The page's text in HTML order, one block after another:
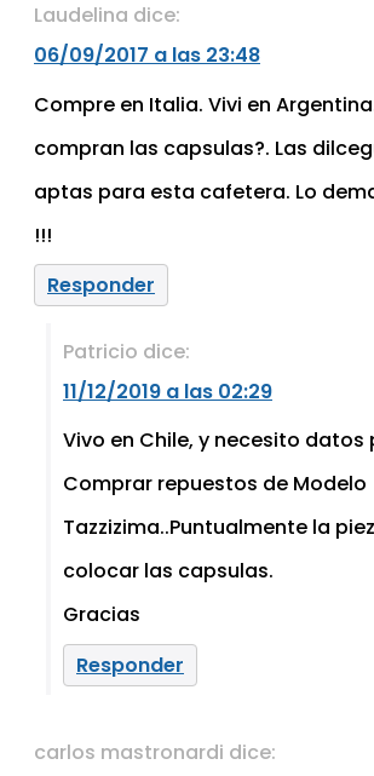
Laudelina dice:
06/09/2017 a las 23:48
Compre en Italia. Vivi en
compran las capsulas?. Las
aptas para esta cafetera. Lo
!!!
Responder
Patricio dice:
11/12/2019 a las 02:29
Vivo en Chile, y necesito datos
Comprar repuestos de Modelo
Tazzizima..Puntualmente la
colocar las capsulas.
Gracias
Responder
carlos mastronardi dice: